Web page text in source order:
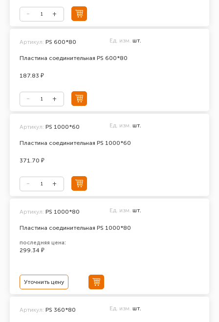
Пластина соединительная PS 600*80
Артикул: PS 600*80 Ед. изм. шт.
187.83 ₽
Пластина соединительная PS 1000*60
Артикул: PS 1000*60 Ед. изм. шт.
371.70 ₽
Пластина соединительная PS 1000*80
Артикул: PS 1000*80 Ед. изм. шт.
последняя цена:
299.34 ₽
Уточнить цену
Артикул: PS 360*80 Ед. изм. шт.